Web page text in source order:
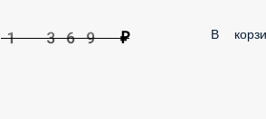
1 369 ₽ В